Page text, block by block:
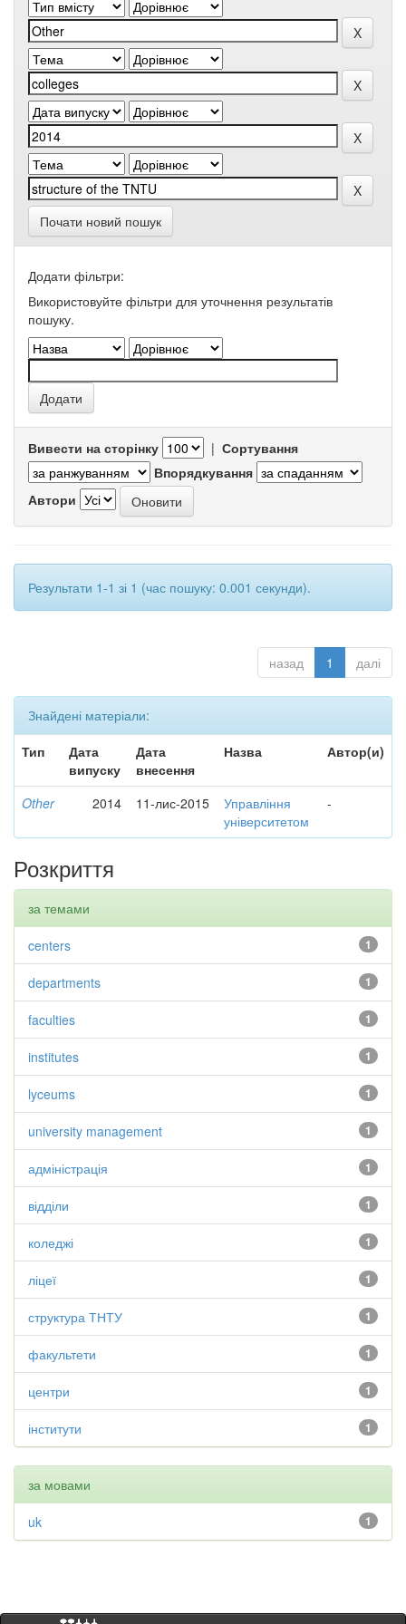
Почати новий пошук
Додати фільтри:
Використовуйте фільтри для уточнення результатів
пошуку.
Вивести на сторінку | Сортування
Впорядкування
Автори
Результати 1-1 зі 1 (час пошуку: 0.001 секунди).
назад 1 далі
Знайдені матеріали:
Тип
Дата
випуску
Дата
внесення
Назва Автор(и)
Other 2014 11-лис-2015
Управління
університетом
-
Розкриття
за темами
1
centers
1
departments
1
faculties
1
institutes
1
lyceums
1
university management
1
адміністрація
1
відділи
1
коледжі
1
ліцеї
1
структура ТНТУ
1
факультети
1
центри
1
інститути
за мовами
1
uk